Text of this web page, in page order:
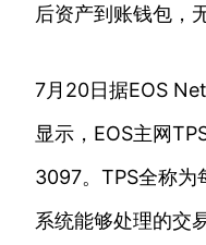
后资产到账钱包，
7月20日据EOS
显示，EOS主网
3097。TPS全称为
系统能够处理的交